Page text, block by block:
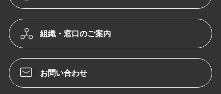
組織・窓口のご案内
お問い合わせ